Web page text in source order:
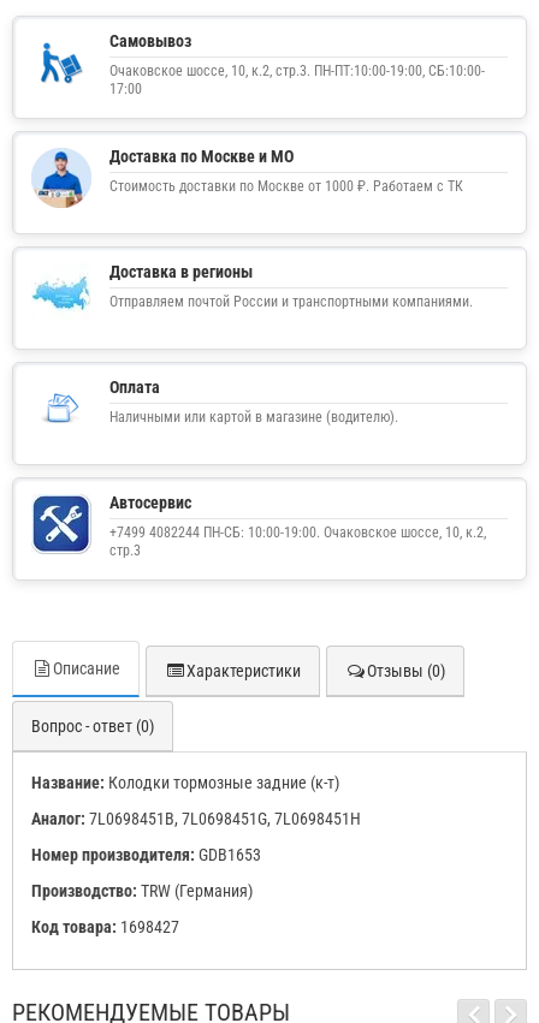
Самовывоз
Очаковское шоссе, 10, к.2, стр.3. ПН-ПТ:10:00-19:00, СБ:10:00-
17:00
Доставка по Москве и МО
Стоимость доставки по Москве от 1000 ₽. Работаем с ТК
Доставка в регионы
Отправляем почтой России и транспортными компаниями.
Оплата
Наличными или картой в магазине (водителю).
Автосервис
+7499 4082244 ПН-СБ: 10:00-19:00. Очаковское шоссе, 10, к.2,
стр.3
Описание Характеристики Отзывы (0)
Вопрос - ответ (0)
Название: Колодки тормозные задние (к-т)
Аналог: 7L0698451B, 7L0698451G, 7L0698451H
Номер производителя: GDB1653
Производство: TRW (Германия)
Код товара: 1698427
РЕКОМЕНДУЕМЫЕ ТОВАРЫ